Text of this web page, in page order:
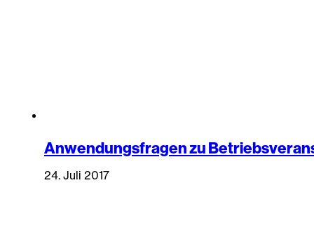
Anwendungsfragen zu
24. Juli 2017